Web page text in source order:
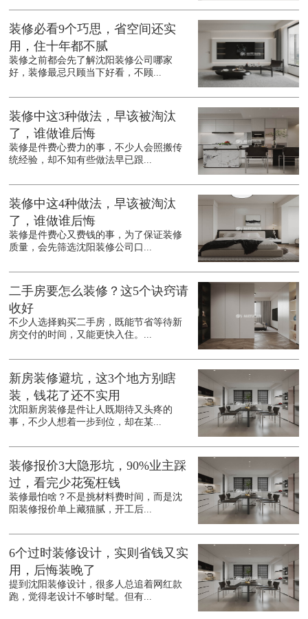
装修必看9个巧思，省空间还实
用，住十年都不腻
装修之前都会先了解沈阳装修公司哪家
好，装修最忌只顾当下好看，不顾...
装修中这3种做法，早该被淘汰
了，谁做谁后悔
装修是件费心费力的事，不少人会照搬传
统经验，却不知有些做法早已跟...
装修中这4种做法，早该被淘汰
了，谁做谁后悔
装修是件费心又费钱的事，为了保证装修
质量，会先筛选沈阳装修公司口...
二手房要怎么装修？这5个诀窍请
收好
不少人选择购买二手房，既能节省等待新
房交付的时间，又能更快入住。...
新房装修避坑，这3个地方别瞎
装，钱花了还不实用
沈阳新房装修是件让人既期待又头疼的
事，不少人想着一步到位，却在某...
装修报价3大隐形坑，90%业主踩
过，看完少花冤枉钱
装修最怕啥？不是挑材料费时间，而是沈
阳装修报价单上藏猫腻，开工后...
6个过时装修设计，实则省钱又实
用，后悔装晚了
提到沈阳装修设计，很多人总追着网红款
跑，觉得老设计不够时髦。但有...